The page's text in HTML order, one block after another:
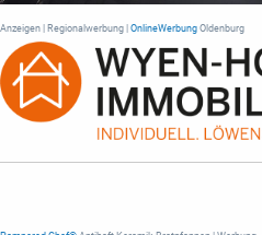
Anzeigen | Regionalwerbung | OnlineWerbung Oldenburg